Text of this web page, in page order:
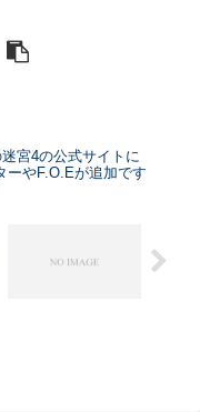
宮4の公式サイトに
ーやF.O.Eが追加です